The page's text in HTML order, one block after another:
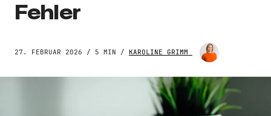
Fehler
27. FEBRUAR 2026 / 5 MIN / KAROLINE GRIMM